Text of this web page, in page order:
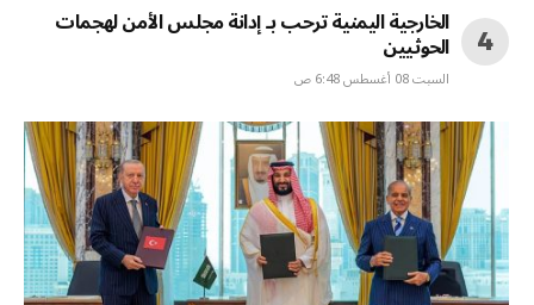
الخارجية اليمنية ترحب بـ إدانة مجلس الأمن لهجمات
الحوثيين
السبت 08 أغسطس 6:48 ص